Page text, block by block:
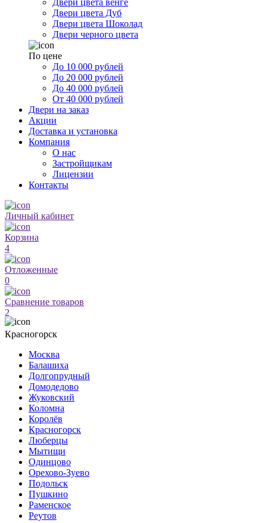
Двери цвета венге
Двери цвета Дуб
Двери цвета Шоколад
Двери черного цвета
По цене
До 10 000 рублей
До 20 000 рублей
До 40 000 рублей
От 40 000 рублей
Двери на заказ
Акции
Доставка и установка
Компания
О нас
Застройщикам
Лицензии
Контакты
Личный кабинет
Корзина
4
Отложенные
0
Сравнение товаров
2
Красногорск
Москва
Балашиха
Долгопрудный
Домодедово
Жуковский
Коломна
Королёв
Красногорск
Люберцы
Мытищи
Одинцово
Орехово-Зуево
Подольск
Пушкино
Раменское
Реутов